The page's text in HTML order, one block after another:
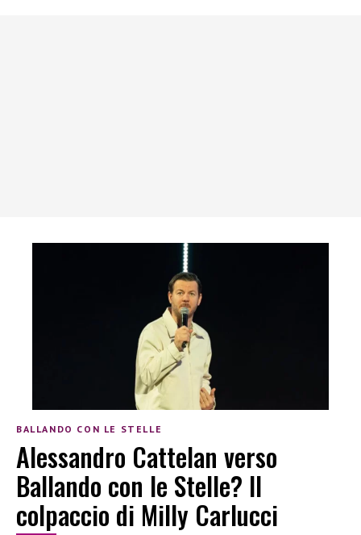
BALLANDO CON LE STELLE
Alessandro Cattelan verso
Ballando con le Stelle? Il
colpaccio di Milly Carlucci